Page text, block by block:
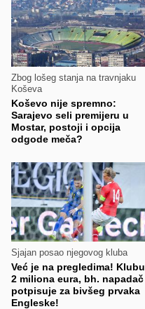
Zbog lošeg stanja na travnjaku
Koševa
Koševo nije spremno:
Sarajevo seli premijeru u
Mostar, postoji i opcija
odgode meča?
Sjajan posao njegovog kluba
Već je na pregledima! Klubu
2 miliona eura, bh. napadač
potpisuje za bivšeg prvaka
Engleske!